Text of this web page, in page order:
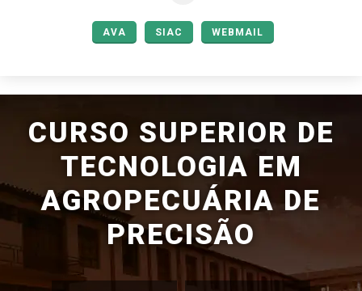
AVA SIAC WEBMAIL
CURSO SUPERIOR DE
TECNOLOGIA EM
AGROPECUÁRIA DE
PRECISÃO